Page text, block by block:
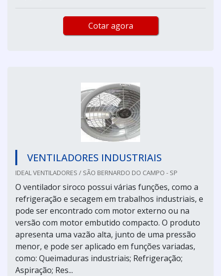
Cotar agora
VENTILADORES INDUSTRIAIS
IDEAL VENTILADORES / SÃO BERNARDO DO CAMPO - SP
O ventilador siroco possui várias funções, como a
refrigeração e secagem em trabalhos industriais, e
pode ser encontrado com motor externo ou na
versão com motor embutido compacto. O produto
apresenta uma vazão alta, junto de uma pressão
menor, e pode ser aplicado em funções variadas,
como: Queimaduras industriais; Refrigeração;
Aspiração; Res...